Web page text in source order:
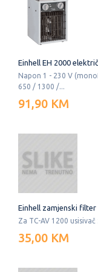
Einhell EH 2000
Napon 1 - 230 V
650 / 1300 /...
91,90 KM
Einhell zamjenski filter
Za TC-AV 1200
35,00 KM